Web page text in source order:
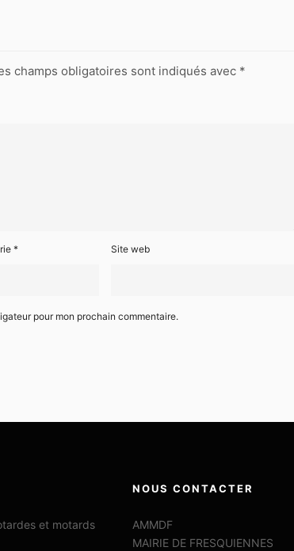
champs obligatoires sont indiqués avec *
* Site web
pour mon prochain commentaire.
et motards
NOUS CONTACTER
AMMDF
MAIRIE DE FRESQUIENNES